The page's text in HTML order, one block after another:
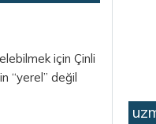
için Çinli
“yerel” değil